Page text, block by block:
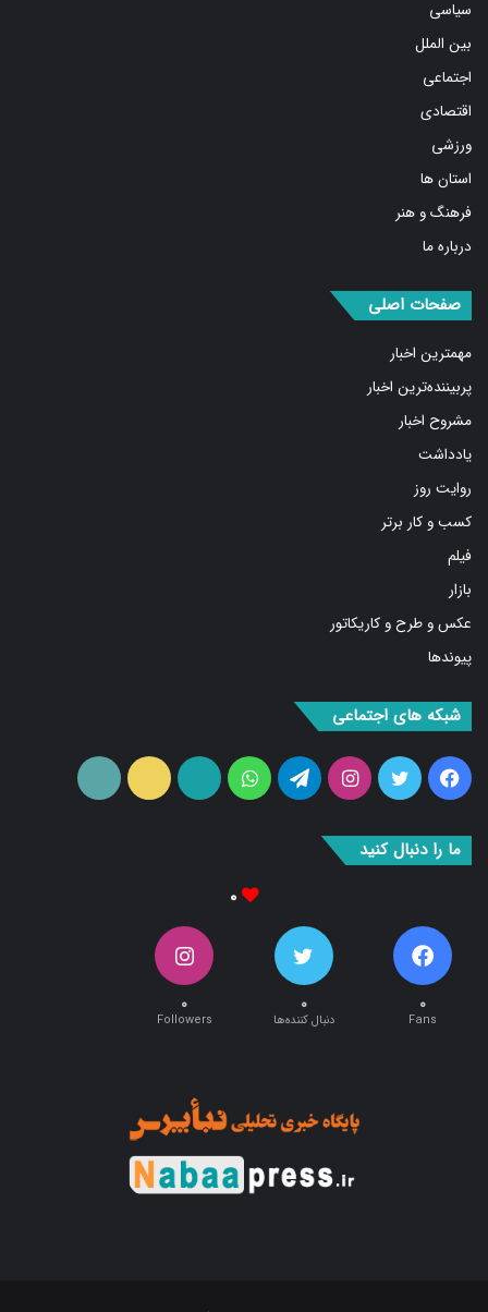
بین الملل
اجتماعی
اقتصادی
ورزشی
استان ها
فرهنگ و هنر
درباره ما
مهمترین اخبار
پربیننده‌ترین اخبار
مشروح اخبار
یادداشت
روایت روز
کسب و کار برتر
فیلم
بازار
عکس و طرح و کاریکاتور
پیوندها
فیس
بوک
توییتراینستاگرامتلگرامواتس
آپ
آپارات ایتا
۰ ۰ ۰